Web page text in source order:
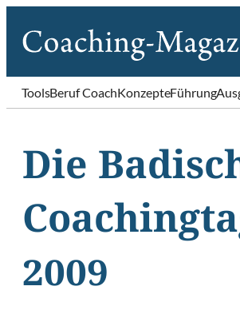
ToolsBeruf CoachKonzepteFührung
Die
2009